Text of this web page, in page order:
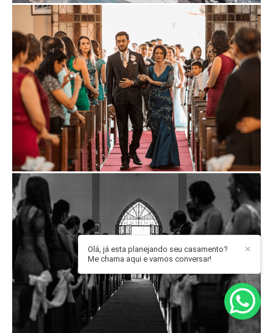
✕
Olá, já esta planejando seu casamento?
Me chama aqui e vamos conversar!